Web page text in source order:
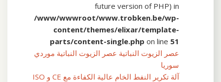
future version of PHP) in
/www/wwwroot/www.trobken.be/wp-
content/themes/elixar/template-
parts/content-single.php on line 51
عصر الزيوت النباتية عصر الزيوت النباتية موردي
سوريا
آلة تكرير النفط الخام عالية الكفاءة مع CE و ISO